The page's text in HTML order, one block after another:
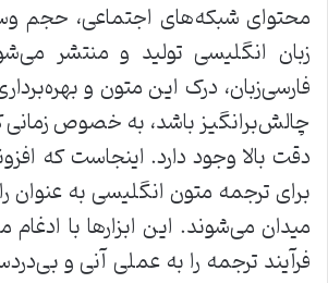
محتوای شبکه‌های اجتماعی، حجم
زبان انگلیسی تولید و منتشر
فارسی‌زبان، درک این متون و
چالش‌برانگیز باشد، به خصوص زمانی
دقت بالا وجود دارد. اینجاست که
برای ترجمه متون انگلیسی به عنوان
میدان می‌شوند. این ابزارها با ادغام
فرآیند ترجمه را به عملی آنی و